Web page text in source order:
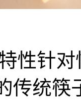
针对
统筷